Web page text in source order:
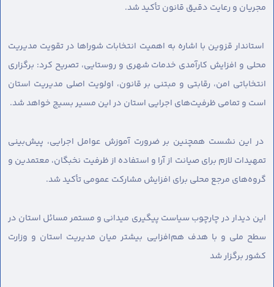
مجریان و رعایت دقیق قانون تأکید شد.
استاندار قزوین با اشاره به اهمیت انتخابات شوراها در تقویت مدیریت
محلی و افزایش کارآمدی خدمات شهری و روستایی، تصریح کرد: برگزاری
انتخاباتی امن، رقابتی و مبتنی بر قانون، اولویت اصلی مدیریت استان
است و تمامی ظرفیت‌های اجرایی استان در این مسیر بسیج خواهد شد.
در این نشست همچنین بر ضرورت آموزش عوامل اجرایی، پیش‌بینی
تمهیدات لازم برای صیانت از آرا و استفاده از ظرفیت نخبگان، معتمدین و
گروه‌های مرجع محلی برای افزایش مشارکت عمومی تأکید شد.
این دیدار در چارچوب سیاست پیگیری میدانی و مستمر مسائل استان در
سطح ملی و با هدف هم‌افزایی بیشتر میان مدیریت استان و وزارت
کشور برگزار شد